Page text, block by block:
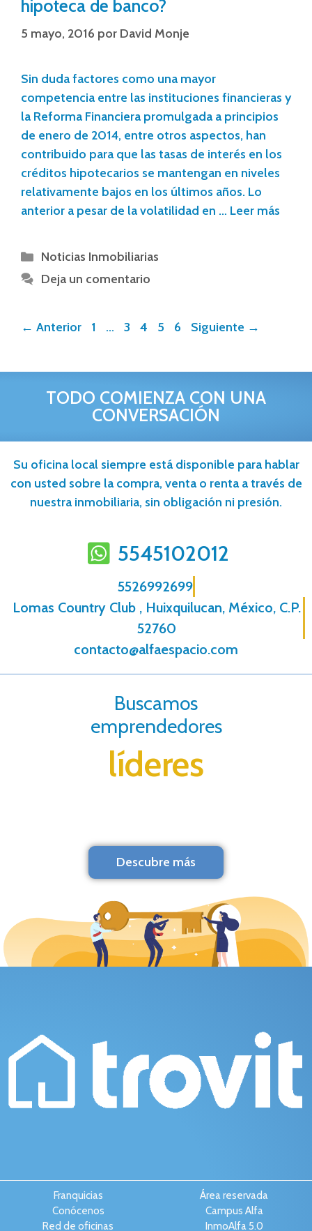
hipoteca de banco?
5 mayo, 2016 por David Monje
Sin duda factores como una mayor
competencia entre las instituciones financieras y
la Reforma Financiera promulgada a principios
de enero de 2014, entre otros aspectos, han
contribuido para que las tasas de interés en los
créditos hipotecarios se mantengan en niveles
relativamente bajos en los últimos años. Lo
anterior a pesar de la volatilidad en … Leer más
Noticias Inmobiliarias
Deja un comentario
← Anterior 1 … 3 4 5 6 Siguiente →
TODO COMIENZA CON UNA
CONVERSACIÓN
Su oficina local siempre está disponible para hablar
con usted sobre la compra, venta o renta a través de
nuestra inmobiliaria, sin obligación ni presión.
5545102012
5526992699
Lomas Country Club , Huixquilucan, México, C.P.
52760
contacto@alfaespacio.com
Buscamos
emprendedores
líderes
Descubre más
Franquicias
Conócenos
Red de oficinas
Área reservada
Campus Alfa
InmoAlfa 5.0